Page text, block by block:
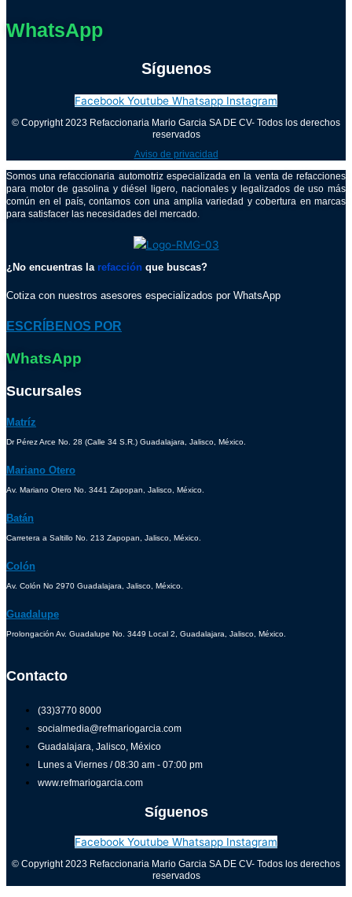
WhatsApp
Síguenos
Facebook Youtube Whatsapp Instagram
© Copyright 2023 Refaccionaria Mario Garcia SA DE CV- Todos los derechos
reservados
Aviso de privacidad
Somos una refaccionaria automotriz especializada en la venta de refacciones
para motor de gasolina y diésel ligero, nacionales y legalizados de uso más
común en el país, contamos con una amplia variedad y cobertura en marcas
para satisfacer las necesidades del mercado.
¿No encuentras la refacción que buscas?
Cotiza con nuestros asesores especializados por WhatsApp
ESCRÍBENOS POR
WhatsApp
Sucursales
Matríz
Dr Pérez Arce No. 28 (Calle 34 S.R.) Guadalajara, Jalisco, México.
Mariano Otero
Av. Mariano Otero No. 3441 Zapopan, Jalisco, México.
Batán
Carretera a Saltillo No. 213 Zapopan, Jalisco, México.
Colón
Av. Colón No 2970 Guadalajara, Jalisco, México.
Guadalupe
Prolongación Av. Guadalupe No. 3449 Local 2, Guadalajara, Jalisco, México.
Contacto
(33)3770 8000
socialmedia@refmariogarcia.com
Guadalajara, Jalisco, México
Lunes a Viernes / 08:30 am - 07:00 pm
www.refmariogarcia.com
Síguenos
Facebook Youtube Whatsapp Instagram
© Copyright 2023 Refaccionaria Mario Garcia SA DE CV- Todos los derechos
reservados